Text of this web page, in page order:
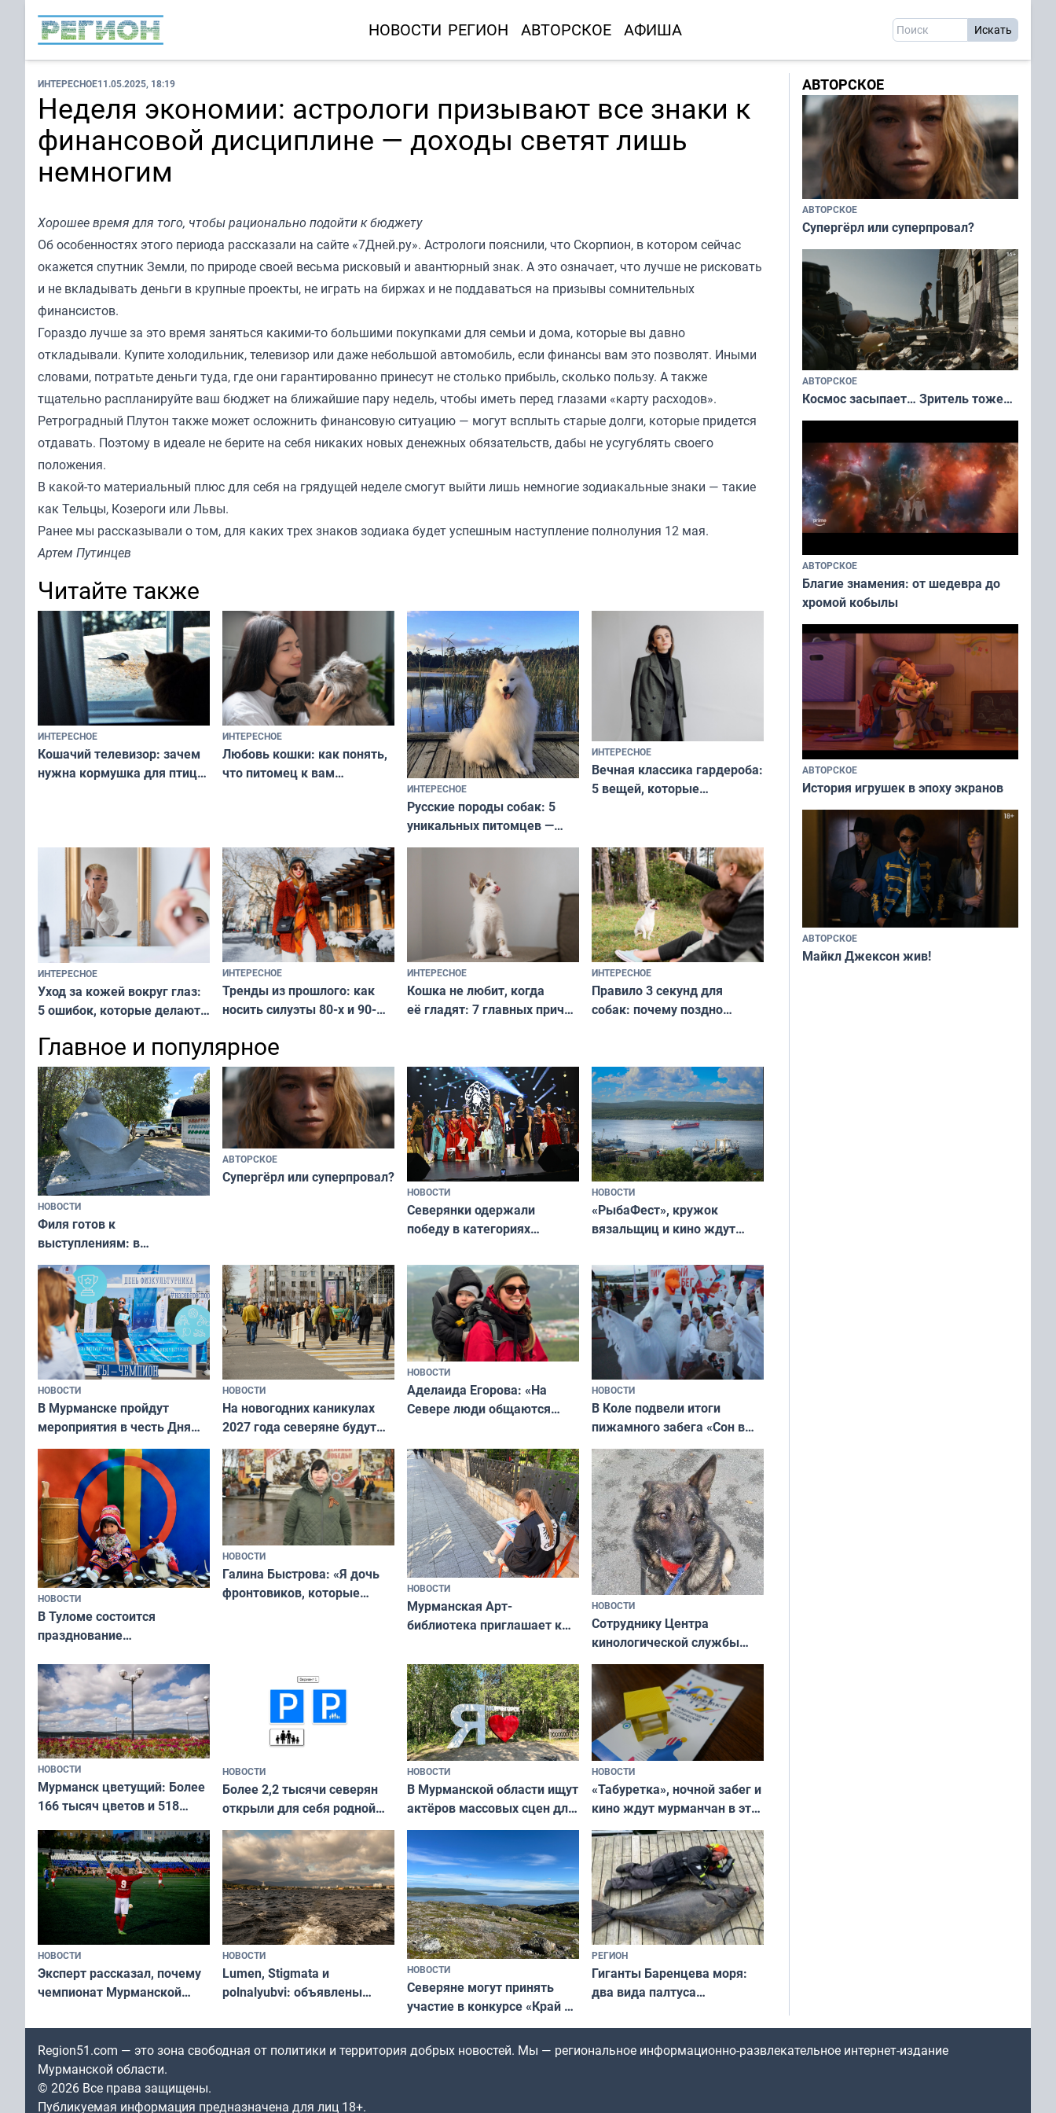
НОВОСТИ РЕГИОН АВТОРСКОЕ АФИША
ИНТЕРЕСНОЕ11.05.2025, 18:19
Неделя экономии: астрологи призывают все знаки к
финансовой дисциплине — доходы светят лишь
немногим
Хорошее время для того, чтобы рационально подойти к бюджету
Об особенностях этого периода рассказали на сайте «7Дней.ру». Астрологи пояснили, что Скорпион, в котором сейчас
окажется спутник Земли, по природе своей весьма рисковый и авантюрный знак. А это означает, что лучше не рисковать
и не вкладывать деньги в крупные проекты, не играть на биржах и не поддаваться на призывы сомнительных
финансистов.
Гораздо лучше за это время заняться какими-то большими покупками для семьи и дома, которые вы давно
откладывали. Купите холодильник, телевизор или даже небольшой автомобиль, если финансы вам это позволят. Иными
словами, потратьте деньги туда, где они гарантированно принесут не столько прибыль, сколько пользу. А также
тщательно распланируйте ваш бюджет на ближайшие пару недель, чтобы иметь перед глазами «карту расходов».
Ретроградный Плутон также может осложнить финансовую ситуацию — могут всплыть старые долги, которые придется
отдавать. Поэтому в идеале не берите на себя никаких новых денежных обязательств, дабы не усугублять своего
положения.
В какой-то материальный плюс для себя на грядущей неделе смогут выйти лишь немногие зодиакальные знаки — такие
как Тельцы, Козероги или Львы.
Ранее мы рассказывали о том, для каких трех знаков зодиака будет успешным наступление полнолуния 12 мая.
Артем Путинцев
Читайте также
ИНТЕРЕСНОЕ
Кошачий телевизор: зачем
нужна кормушка для птиц
ИНТЕРЕСНОЕ
Любовь кошки: как понять,
что питомец к вам
ИНТЕРЕСНОЕ
Русские породы собак: 5
уникальных питомцев —
национальные сокровища
и характером
ИНТЕРЕСНОЕ
Вечная классика гардероба:
5 вещей, которые
и актуально в любой сезон
ИНТЕРЕСНОЕ
Уход за кожей вокруг глаз:
5 ошибок, которые делают
и вернуть свежий взгляд
без дорогих средств
ИНТЕРЕСНОЕ
Тренды из прошлого: как
носить силуэты 80-х и 90-
современно и стильно без
переплат
ИНТЕРЕСНОЕ
Кошка не любит, когда
её гладят: 7 главных причин
независимому питомцу
ИНТЕРЕСНОЕ
Правило 3 секунд для
собак: почему поздно
питомцу всё сразу и без
криков
Главное и популярное
НОВОСТИ
Филя готов к
выступлениям: в
мурманском океанариуме
рассказали о состоянии
тюленей
АВТОРСКОЕ
Супергёрл или суперпровал?
НОВОСТИ
Северянки одержали
победу в категориях
«Мисс и Миссис Великая
Русь»
НОВОСТИ
«РыбаФест», кружок
вязальщиц и кино ждут
НОВОСТИ
В Мурманске пройдут
мероприятия в честь Дня
физкультурника
НОВОСТИ
На новогодних каникулах
2027 года северяне будут
отдыхать 11 дней
НОВОСТИ
Аделаида Егорова: «На
Севере люди общаются
а потому что
ты им интересен»
НОВОСТИ
В Коле подвели итоги
пижамного забега «Сон в
Олимпийскую ночь»
НОВОСТИ
В Туломе состоится
празднование
коренных народов мира
НОВОСТИ
Галина Быстрова: «Я дочь
фронтовиков, которые
НОВОСТИ
Мурманская Арт-
библиотека приглашает к
и фотографов
НОВОСТИ
Сотруднику Центра
кинологической службы
ищут новый дом
НОВОСТИ
Мурманск цветущий: Более
166 тысяч цветов и 518
НОВОСТИ
Более 2,2 тысячи северян
открыли для себя родной
край в рамках проекта
«Туризм для своих»
НОВОСТИ
В Мурманской области ищут
актёров массовых сцен для
съёмок в
короткометражном фильме
НОВОСТИ
«Табуретка», ночной забег и
кино ждут мурманчан в эти
выходные
НОВОСТИ
Эксперт рассказал, почему
чемпионат Мурманской
незамеченным
НОВОСТИ
Lumen, Stigmata и
polnalyubvi: объявлены
«Имандра» в 2026 года
НОВОСТИ
Северяне могут принять
участие в конкурсе «Край у
северной границы: фотогид
по Печенгскому округу»
РЕГИОН
Гиганты Баренцева моря:
два вида палтуса
АВТОРСКОЕ
АВТОРСКОЕ
Супергёрл или суперпровал?
АВТОРСКОЕ
Космос засыпает… Зритель тоже…
АВТОРСКОЕ
Благие знамения: от шедевра до
хромой кобылы
АВТОРСКОЕ
История игрушек в эпоху экранов
АВТОРСКОЕ
Майкл Джексон жив!
Region51.com — это зона свободная от политики и территория добрых новостей. Мы — региональное информационно-развлекательное интернет-издание
Мурманской области.
© 2026 Все права защищены.
Публикуемая информация предназначена для лиц 18+.